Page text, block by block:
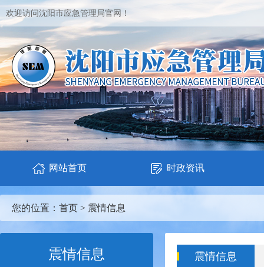
欢迎访问沈阳市应急管理局官网！
网站首页 时政资讯
您的位置： 首页 > 震情信息
震情信息 震情信息